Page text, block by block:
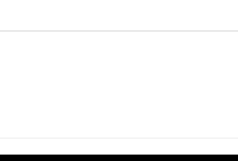
권(VCU)거래 기관과 제휴